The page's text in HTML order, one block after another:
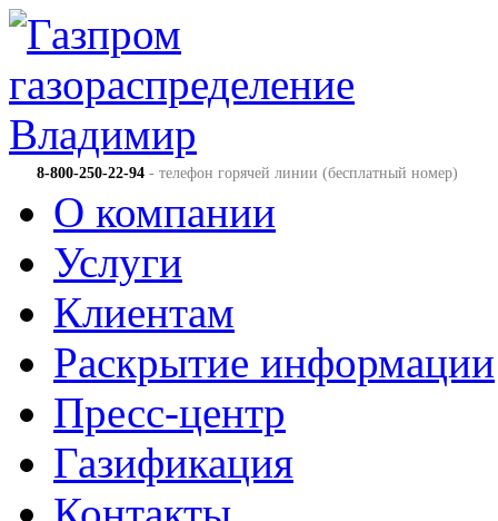
8-800-250-22-94 - телефон горячей линии (бесплатный номер)
О компании
Услуги
Клиентам
Раскрытие информации
Пресс-центр
Газификация